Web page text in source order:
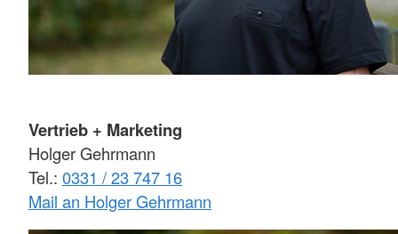
Vertrieb + Marketing
Holger Gehrmann
Tel.: 0331 / 23 747 16
Mail an Holger Gehrmann